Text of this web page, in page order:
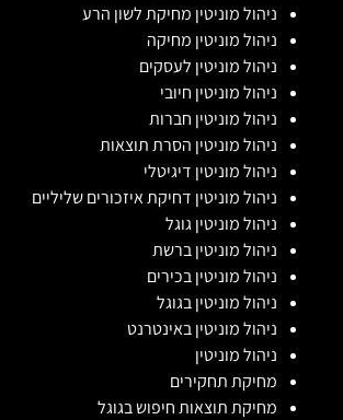
ניהול מוניטין מחיקת לשון הרע
ניהול מוניטין מחיקה
ניהול מוניטין לעסקים
ניהול מוניטין חיובי
ניהול מוניטין חברות
ניהול מוניטין הסרת תוצאות
ניהול מוניטין דיגיטלי
ניהול מוניטין דחיקת איזכורים שליליים
ניהול מוניטין גוגל
ניהול מוניטין ברשת
ניהול מוניטין בכירים
ניהול מוניטין בגוגל
ניהול מוניטין באינטרנט
ניהול מוניטין
מחיקת תחקירים
מחיקת תוצאות חיפוש בגוגל